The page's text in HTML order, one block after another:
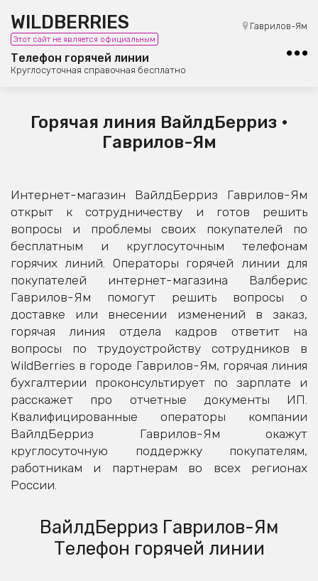
WILDBERRIES
Этот сайт не является официальным
Телефон горячей линии
Круглосуточная справочная бесплатно
Гаврилов-Ям
8 (800) 101-42-23
Бесплатная юридическая консультация
Горячая линия ВайлдБерриз •
Гаврилов-Ям
Интернет-магазин ВайлдБерриз Гаврилов-Ям
открыт к сотрудничеству и готов решить
вопросы и проблемы своих покупателей по
бесплатным и круглосуточным телефонам
горячих линий. Операторы горячей линии для
покупателей интернет-магазина Валберис
Гаврилов-Ям помогут решить вопросы о
доставке или внесении изменений в заказ,
горячая линия отдела кадров ответит на
вопросы по трудоустройству сотрудников в
WildBerries в городе Гаврилов-Ям, горячая линия
бухгалтерии проконсультирует по зарплате и
расскажет про отчетные документы ИП.
Квалифицированные операторы компании
ВайлдБерриз Гаврилов-Ям окажут
круглосуточную поддержку покупателям,
работникам и партнерам во всех регионах
России.
ВайлдБерриз Гаврилов-Ям
Телефон горячей линии